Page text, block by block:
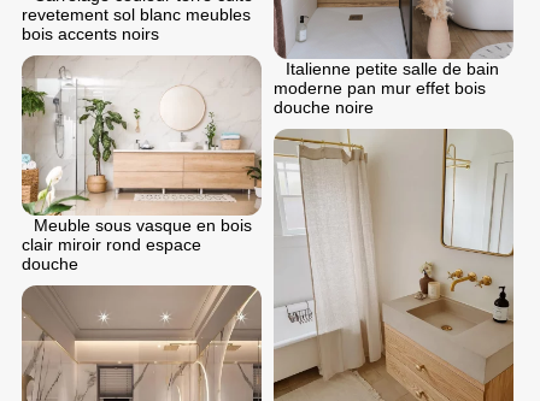
revetement sol blanc meubles
bois accents noirs
Italienne petite salle de bain
moderne pan mur effet bois
douche noire
Meuble sous vasque en bois
clair miroir rond espace
douche